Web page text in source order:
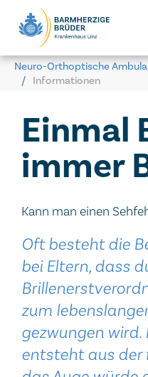
Seitenbereiche:
Neuro-Orthoptische
Informationen
Einmal
immer
Kann man einen
Oft besteht die
bei Eltern, dass
zum
gezwungen wird.
entsteht aus der